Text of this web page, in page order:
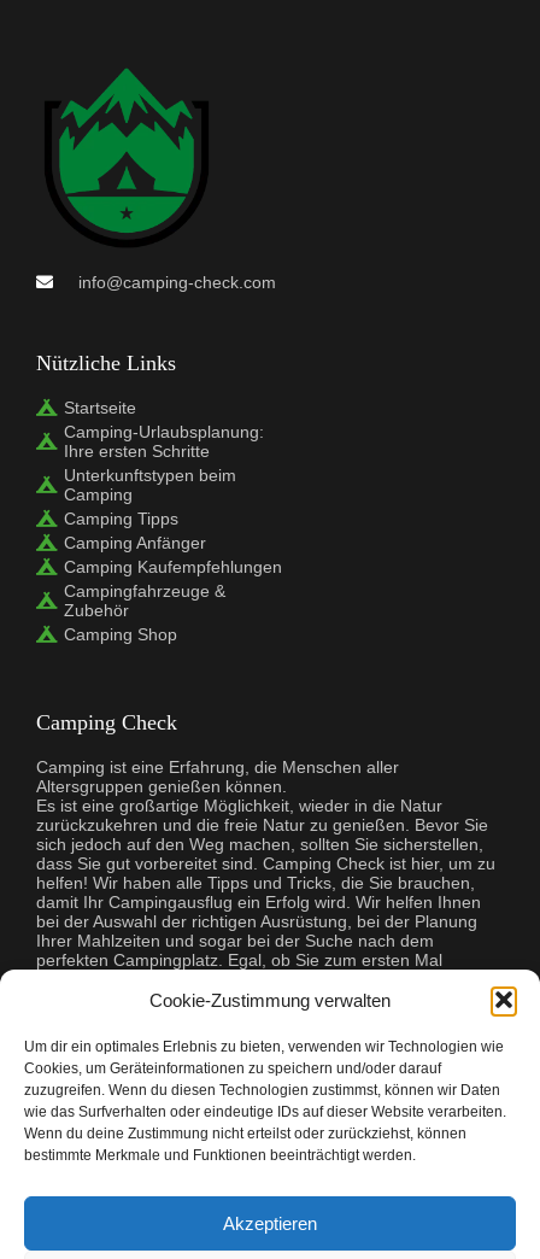
Cookie-Zustimmung verwalten
Um dir ein optimales Erlebnis zu bieten, verwenden wir Technologien wie
Cookies, um Geräteinformationen zu speichern und/oder darauf
zuzugreifen. Wenn du diesen Technologien zustimmst, können wir Daten
wie das Surfverhalten oder eindeutige IDs auf dieser Website verarbeiten.
Wenn du deine Zustimmung nicht erteilst oder zurückziehst, können
bestimmte Merkmale und Funktionen beeinträchtigt werden.
Akzeptieren
info@camping-check.com
Nützliche Links
Startseite
Camping-Urlaubsplanung:
Ihre ersten Schritte
Unterkunftstypen beim
Camping
Camping Tipps
Camping Anfänger
Camping Kaufempfehlungen
Campingfahrzeuge &
Zubehör
Camping Shop
Camping Check
Camping ist eine Erfahrung, die Menschen aller
Altersgruppen genießen können.
Es ist eine großartige Möglichkeit, wieder in die Natur
zurückzukehren und die freie Natur zu genießen. Bevor Sie
sich jedoch auf den Weg machen, sollten Sie sicherstellen,
dass Sie gut vorbereitet sind. Camping Check ist hier, um zu
helfen! Wir haben alle Tipps und Tricks, die Sie brauchen,
damit Ihr Campingausflug ein Erfolg wird. Wir helfen Ihnen
bei der Auswahl der richtigen Ausrüstung, bei der Planung
Ihrer Mahlzeiten und sogar bei der Suche nach dem
perfekten Campingplatz. Egal, ob Sie zum ersten Mal
alles, was Sie brauchen, um Ihre Reise unvergesslich zu